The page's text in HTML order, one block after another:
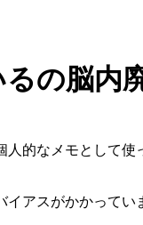
るの脳内
的なメモとして使
アスがかかってい